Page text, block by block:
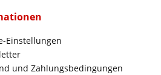
Einstellungen
und Zahlungsbedingungen